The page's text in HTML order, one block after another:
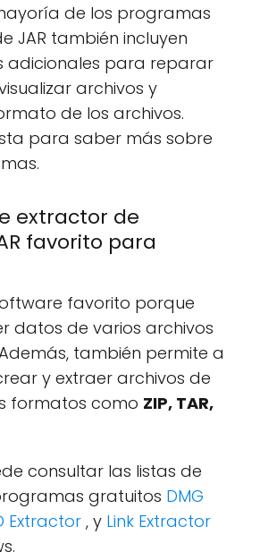
de los programas
JAR también incluyen
adicionales para reparar
archivos y
de los archivos.
para saber más sobre
extractor de
favorito para
favorito porque
datos de varios archivos
también permite a
y extraer archivos de
formatos como ZIP, TAR,
consultar las listas de
gratuitos DMG
Extractor , y Link Extractor